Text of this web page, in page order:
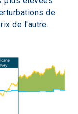
de
de l'autre.